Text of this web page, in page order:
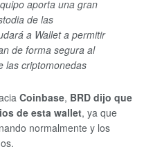
aporta una gran
de las
a Wallet a permitir
de forma segura al
las criptomonedas
Coinbase, BRD dijo que
de esta wallet, ya que
normalmente y los